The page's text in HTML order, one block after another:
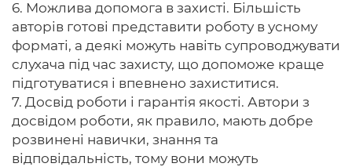
6. Можлива допомога в захисті. Більшість
авторів готові представити роботу в усному
форматі, а деякі можуть навіть супроводжувати
слухача під час захисту, що допоможе краще
підготуватися і впевнено захиститися.
7. Досвід роботи і гарантія якості. Автори з
досвідом роботи, як правило, мають добре
розвинені навички, знання та
відповідальність, тому вони можуть